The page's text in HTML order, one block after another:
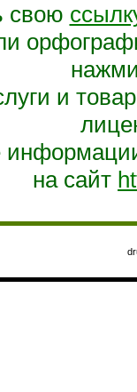
свою
и
на сайт